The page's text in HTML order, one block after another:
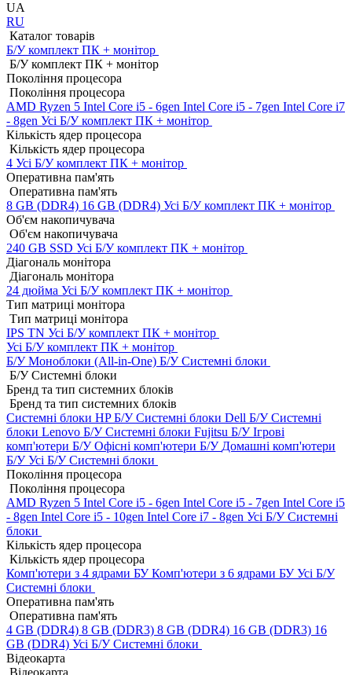
UA
RU
Каталог товарів
Б/У комплект ПК + монітор
Б/У комплект ПК + монітор
Покоління процесора
Покоління процесора
AMD Ryzen 5 Intel Core i5 - 6gen Intel Core i5 - 7gen Intel Core i7
- 8gen Усі Б/У комплект ПК + монітор
Кількість ядер процесора
Кількість ядер процесора
4 Усі Б/У комплект ПК + монітор
Оперативна пам'ять
Оперативна пам'ять
8 GB (DDR4) 16 GB (DDR4) Усі Б/У комплект ПК + монітор
Об'єм накопичувача
Об'єм накопичувача
240 GB SSD Усі Б/У комплект ПК + монітор
Діагональ монітора
Діагональ монітора
24 дюйма Усі Б/У комплект ПК + монітор
Тип матриці монітора
Тип матриці монітора
IPS TN Усі Б/У комплект ПК + монітор
Усі Б/У комплект ПК + монітор
Б/У Моноблоки (All-in-One) Б/У Системні блоки
Б/У Системні блоки
Бренд та тип системних блоків
Бренд та тип системних блоків
Системні блоки HP Б/УСистемні блоки Dell Б/УСистемні
блоки Lenovo Б/УСистемні блоки Fujitsu Б/УІгрові
комп'ютери Б/УОфісні комп'ютери Б/У Домашні комп'ютери
Б/УУсі Б/У Системні блоки
Покоління процесора
Покоління процесора
AMD Ryzen 5 Intel Core i5 - 6gen Intel Core i5 - 7gen Intel Core i5
- 8gen Intel Core i5 - 10gen Intel Core i7 - 8gen Усі Б/У Системні
блоки
Кількість ядер процесора
Кількість ядер процесора
Комп'ютери з 4 ядрами БУКомп'ютери з 6 ядрами БУУсі Б/У
Системні блоки
Оперативна пам'ять
Оперативна пам'ять
4 GB (DDR4) 8 GB (DDR3) 8 GB (DDR4) 16 GB (DDR3) 16
GB (DDR4) Усі Б/У Системні блоки
Відеокарта
Відеокарта